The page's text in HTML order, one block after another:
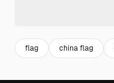
flag china flag